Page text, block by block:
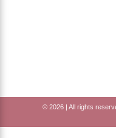
© 2026 | All rights